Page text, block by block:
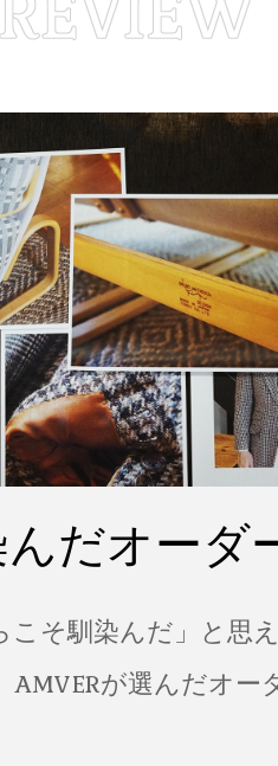
だオーダ
こそ馴染んだ」と思
が選んだオー